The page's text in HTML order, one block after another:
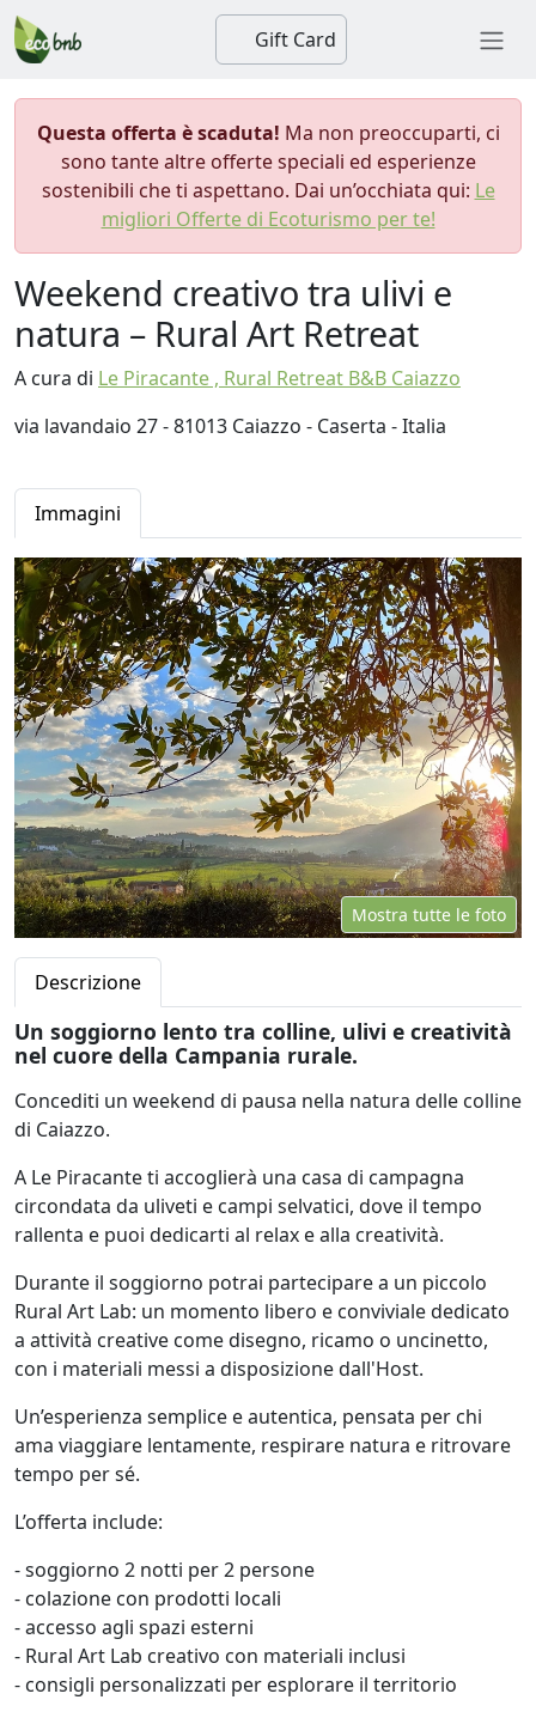
Gift Card
Questa offerta è scaduta! Ma non preoccuparti, ci
sono tante altre offerte speciali ed esperienze
sostenibili che ti aspettano. Dai un’occhiata qui: Le
migliori Offerte di Ecoturismo per te!
Weekend creativo tra ulivi e
natura – Rural Art Retreat
A cura di Le Piracante , Rural Retreat B&B Caiazzo
via lavandaio 27 - 81013 Caiazzo - Caserta - Italia
Immagini
Mostra tutte le foto
Descrizione
Un soggiorno lento tra colline, ulivi e creatività
nel cuore della Campania rurale.
Concediti un weekend di pausa nella natura delle colline
di Caiazzo.
A Le Piracante ti accoglierà una casa di campagna
circondata da uliveti e campi selvatici, dove il tempo
rallenta e puoi dedicarti al relax e alla creatività.
Durante il soggiorno potrai partecipare a un piccolo
Rural Art Lab: un momento libero e conviviale dedicato
a attività creative come disegno, ricamo o uncinetto,
con i materiali messi a disposizione dall'Host.
Un’esperienza semplice e autentica, pensata per chi
ama viaggiare lentamente, respirare natura e ritrovare
tempo per sé.
L’offerta include:
- soggiorno 2 notti per 2 persone
- colazione con prodotti locali
- accesso agli spazi esterni
- Rural Art Lab creativo con materiali inclusi
- consigli personalizzati per esplorare il territorio